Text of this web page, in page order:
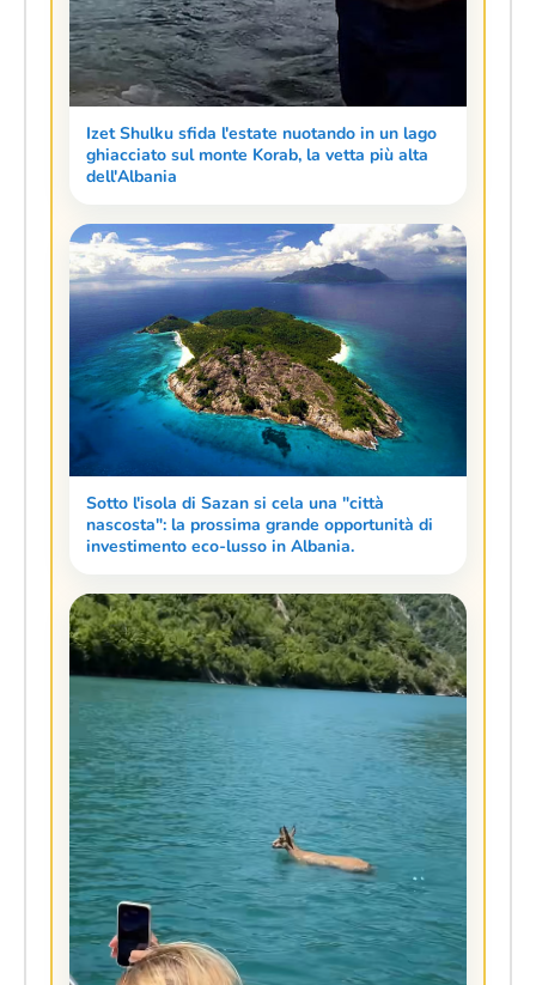
Izet Shulku sfida l'estate nuotando in un lago
ghiacciato sul monte Korab, la vetta più alta
dell'Albania
Sotto l'isola di Sazan si cela una "città
nascosta": la prossima grande opportunità di
investimento eco-lusso in Albania.